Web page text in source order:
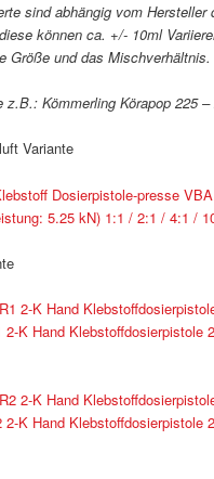
sind abhängig vom Hersteller
können ca. +/- 10ml
Größe und das Mischverhältnis.
z.B.: Kömmerling Körapop 225 –
Variante
Dosierpistole-presse
5.25 kN) 1:1 / 2:1 / 4:1 /
2-K Hand
K Hand Klebstoffdosierpistole
2-K Hand
K Hand Klebstoffdosierpistole